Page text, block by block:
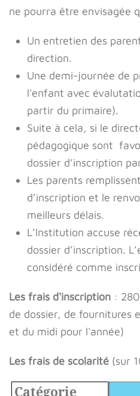
ne pourra être envisagée
Un entretien des
direction.
Une demi-journée de
l'enfant avec
partir du primaire).
Suite à cela, si le
pédagogique sont
dossier d’inscription
Les parents
d’inscription et le
meilleurs délais.
L’Institution accuse
dossier d’inscription.
considéré comme
Les frais d'inscription :
de dossier, de fournitures
et du midi pour l'année)
Les frais de scolarité (sur
Catégorie